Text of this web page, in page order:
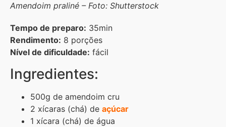
Amendoim praliné – Foto: Shutterstock
Tempo de preparo: 35min
Rendimento: 8 porções
Nível de dificuldade: fácil
Ingredientes:
500g de amendoim cru
2 xícaras (chá) de açúcar
1 xícara (chá) de água